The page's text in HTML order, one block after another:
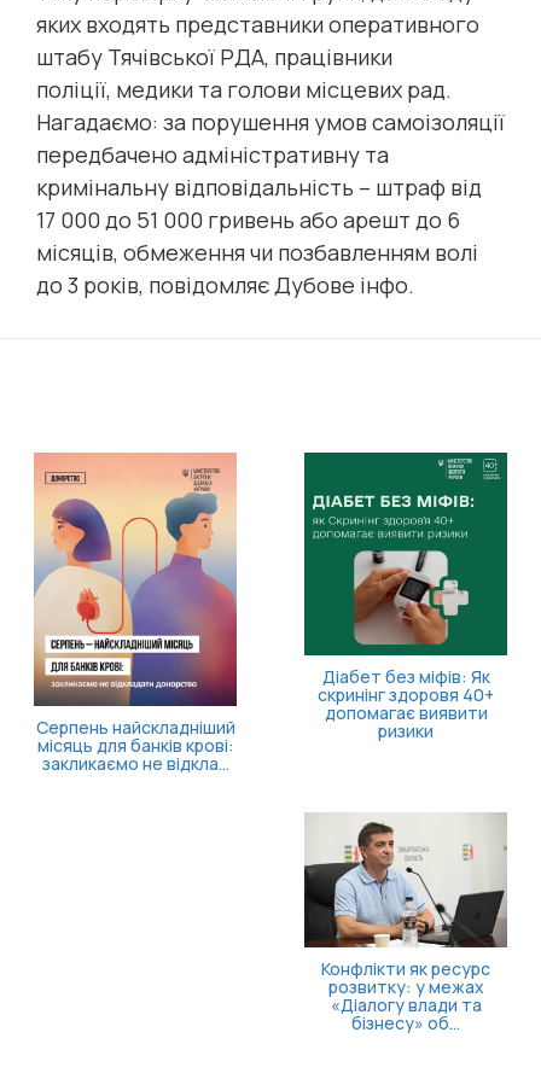
яких входять представники оперативного
штабу Тячівської РДА, працівники
поліції, медики та голови місцевих рад.
Нагадаємо: за порушення умов самоізоляції
передбачено адміністративну та
кримінальну відповідальність – штраф від
17 000 до 51 000 гривень або арешт до 6
місяців, обмеження чи позбавленням волі
до 3 років, повідомляє Дубове інфо.
Серпень найскладніший
місяць для банків крові:
закликаємо не відкла...
Діабет без міфів: Як
скринінг здоровя 40+
допомагає виявити
ризики
Конфлікти як ресурс
розвитку: у межах
«Діалогу влади та
бізнесу» об...